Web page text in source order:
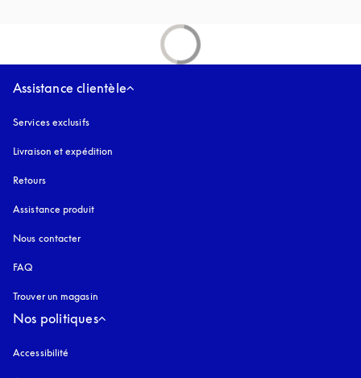
Assistance clientèle
Services exclusifs
Livraison et expédition
Retours
Assistance produit
Nous contacter
FAQ
Trouver un magasin
Nos politiques
Accessibilité